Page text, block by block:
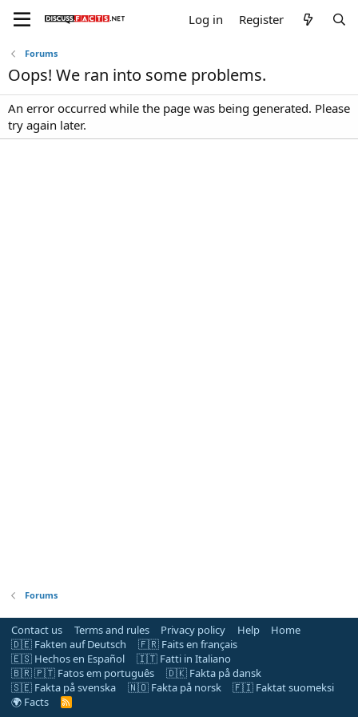
Log in Register
Forums
Oops! We ran into some problems.
An error occurred while the page was being generated. Please
try again later.
Forums
Contact us Terms and rules Privacy policy Help
Home
🇩🇪 Fakten auf Deutsch
🇫🇷 Faits en français
🇪🇸 Hechos en Español
🇮🇹 Fatti in Italiano
🇧🇷 🇵🇹 Fatos em português
🇩🇰 Fakta på dansk
🇸🇪 Fakta på svenska
🇳🇴 Fakta på norsk
🇫🇮 Faktat suomeksi
🌍 Facts
R